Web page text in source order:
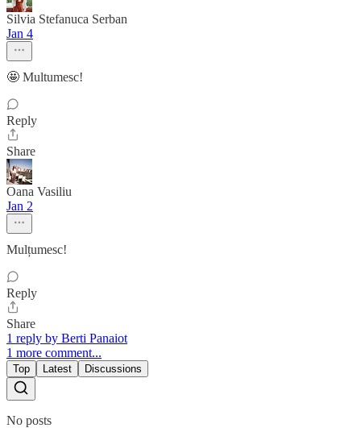
Silvia Stefanuca Serban
Jan 4
🤩 Multumesc!
Reply
Share
Oana Vasiliu
Jan 2
Mulțumesc!
Reply
Share
1 reply by Berti Panaiot
1 more comment...
Top Latest Discussions
No posts